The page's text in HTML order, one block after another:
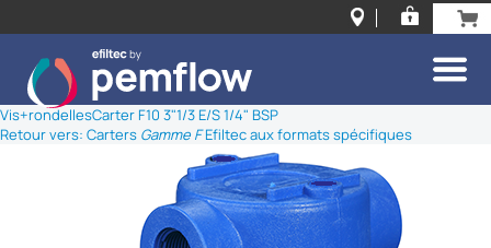
Vis+rondellesCarter F10 3"1/3 E/S 1/4" BSP
Retour vers: Carters Gamme FEfiltec aux formats spécifiques